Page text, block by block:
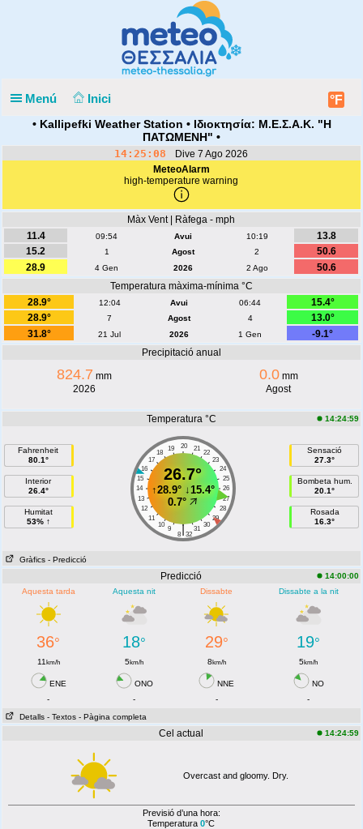
Menú Inici °F
• Kallipefki Weather Station • Ιδιοκτησία: Μ.Ε.Σ.Α.Κ. "Η
ΠΑΤΩΜΕΝΗ" •
14:25:09
Dive 7 Ago 2026
MeteoAlarm
high-temperature warning
Màx Vent | Ràfega - mph
11.4
09:54 Avui 10:19
13.8
15.2
1 Agost 2
50.6
28.9
4 Gen 2026 2 Ago
50.6
Temperatura màxima-mínima °C
28.9°
12:04 Avui 06:44
15.4°
28.9°
7 Agost 4
13.0°
31.8°
21 Jul 2026 1 Gen
-9.1°
Precipitació anual
824.7 mm
2026
0.0mm
Agost
Temperatura °C 14:24:59
Fahrenheit
80.1°
Interior
26.4°
Humitat
53% ↑
20
19 21
18
22
17
23
16
24
15
25
14
26
13
27
12
28
11
29
10
30
9 31
|
8 32
26.7°
↑28.9°↓15.4°
0.7°
Sensació
27.3°
Bombeta hum.
20.1°
Rosada
16.3°
Gràfics - Predicció
Predicció
14:00:00
Aquesta tarda
Aquesta nit Dissabte Dissabte a la nit
36° 18° 29° 19°
11 km/h 5km/h 8km/h 5km/h
ENE ONO NNE
NO
-
- -
-
Detalls - Textos - Pàgina completa
Cel actual 14:24:59
Overcast and gloomy. Dry.
Previsió d’una hora:
Temperatura0°C